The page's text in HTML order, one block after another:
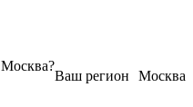
Москва
Ваш регион
Москва?